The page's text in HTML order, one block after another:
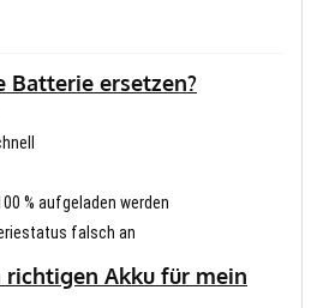
Batterie ersetzen?
% aufgeladen werden
falsch an
Akku für mein